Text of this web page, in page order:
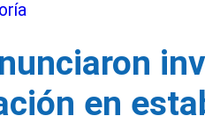
en